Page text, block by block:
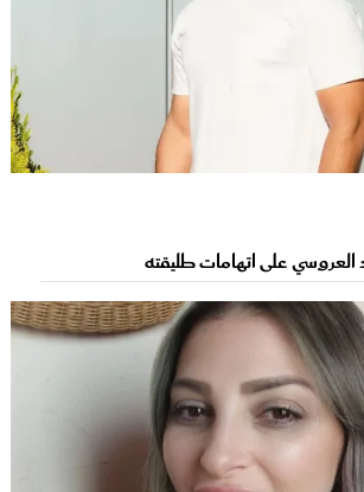
على اتهامات طليقته